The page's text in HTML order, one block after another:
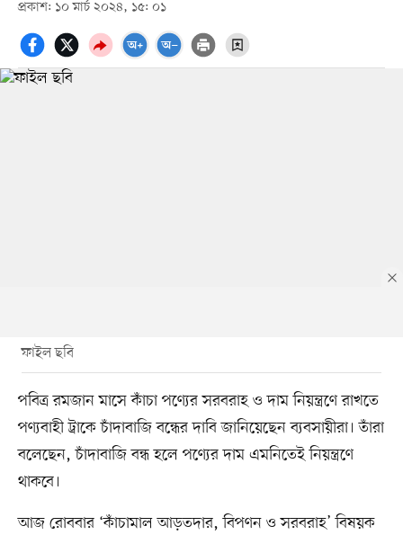
প্রকাশ: ১০ মার্চ ২০২৪, ১৫: ০১
ফাইল ছবি
পবিত্র রমজান মাসে কাঁচা পণ্যের সরবরাহ ও দাম নিয়ন্ত্রণে রাখতে
পণ্যবাহী ট্রাকে চাঁদাবাজি বন্ধের দাবি জানিয়েছেন ব্যবসায়ীরা। তাঁরা
বলেছেন, চাঁদাবাজি বন্ধ হলে পণ্যের দাম এমনিতেই নিয়ন্ত্রণে
থাকবে।
আজ রোববার ‘কাঁচামাল আড়তদার, বিপণন ও সরবরাহ’ বিষয়ক